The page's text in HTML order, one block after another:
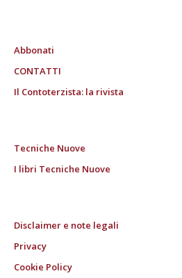
Abbonati
CONTATTI
Il Contoterzista: la rivista
Tecniche Nuove
I libri Tecniche Nuove
Disclaimer e note legali
Privacy
Cookie Policy